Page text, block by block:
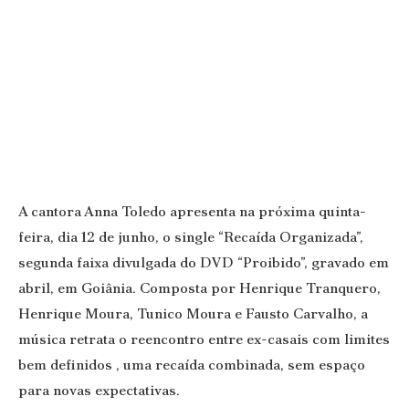
A cantora Anna Toledo apresenta na próxima quinta-
feira, dia 12 de junho, o single “Recaída Organizada”,
segunda faixa divulgada do DVD “Proibido”, gravado em
abril, em Goiânia. Composta por Henrique Tranquero,
Henrique Moura, Tunico Moura e Fausto Carvalho, a
música retrata o reencontro entre ex-casais com limites
bem definidos , uma recaída combinada, sem espaço
para novas expectativas.